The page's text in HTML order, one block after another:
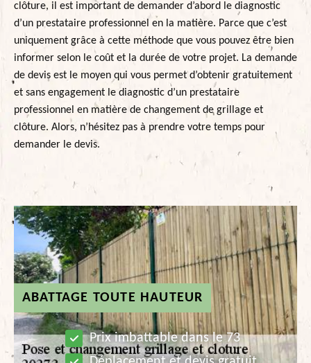
ABATTAGE TOUTE HAUTEUR
Prix imbattable dans le 73
clôture, il est important de demander d’abord le diagnostic
d’un prestataire professionnel en la matière. Parce que c’est
uniquement grâce à cette méthode que vous pouvez être bien
informer selon le coût et la durée de votre projet. La demande
de devis est le moyen qui vous permet d’obtenir gratuitement
et sans engagement le diagnostic d’un prestataire
professionnel en matière de changement de grillage et
clôture. Alors, n’hésitez pas à prendre votre temps pour
demander le devis.